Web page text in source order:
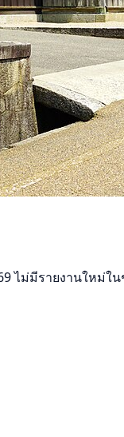
ไม่มีรายงานให